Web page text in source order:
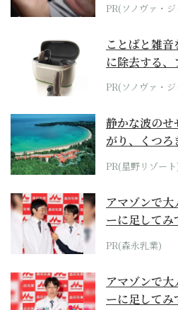
PR(ソノヴァ・
ことばと雑
に除去する
位モデル
PR(ソノヴァ・
静かな波のせ
がり、くつろ
ホテル by...
PR(星野リゾー
アマゾンで
ーに足してみ
PR(森永乳業)
アマゾンで
ーに足してみ